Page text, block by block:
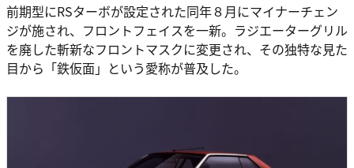
前期型にRSターボが設定された同年８月にマイナーチェン
ジが施され、フロントフェイスを一新。ラジエーターグリル
を廃した斬新なフロントマスクに変更され、その独特な見た
目から「鉄仮面」という愛称が普及した。